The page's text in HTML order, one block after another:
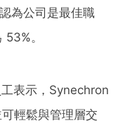
為公司是最佳職
。
表示，Synechron
輕鬆與管理層交